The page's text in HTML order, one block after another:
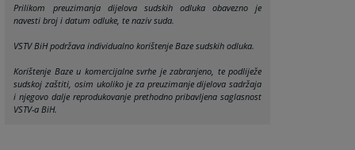
Prilikom preuzimanja dijelova sudskih odluka obavezno je
navesti broj i datum odluke, te naziv suda.
VSTV BiH podržava individualno korištenje Baze sudskih odluka.
Korištenje Baze u komercijalne svrhe je zabranjeno, te podliježe
sudskoj zaštiti, osim ukoliko je za preuzimanje dijelova sadržaja
i njegovo dalje reprodukovanje prethodno pribavljena saglasnost
VSTV-a BiH.